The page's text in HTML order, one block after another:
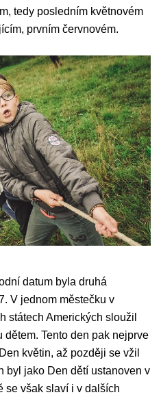
tedy posledním květnovém
prvním červnovém.
datum byla druhá
V jednom městečku v
státech Amerických sloužil
Tento den pak nejprve
květin, až později se vžil
byl jako Den dětí ustanoven v
se však slaví i v dalších